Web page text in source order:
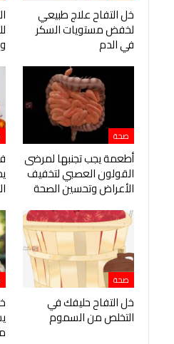
خل التفاح علاج طبيعي
لخفض مستويات السكر
في الدم
صحة
أطعمة يجب تجنبها لمرضى
القولون العصبي لتخفيف
الأعراض وتحسين الصحة
صحة
خل التفاح حليفك في
التخلص من السموم